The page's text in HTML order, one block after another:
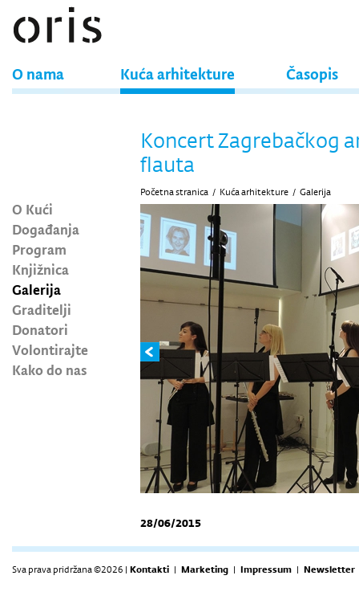
O nama Kuća arhitekture Časopis
O Kući
Događanja
Program
Knjižnica
Galerija
Graditelji
Donatori
Volontirajte
Kako do nas
Koncert Zagrebačkog
flauta
Početna stranica / Kuća arhitekture / Galerija
28/06/2015
Sva prava pridržana ©2026 | Kontakti | Marketing | Impressum | Newsletter